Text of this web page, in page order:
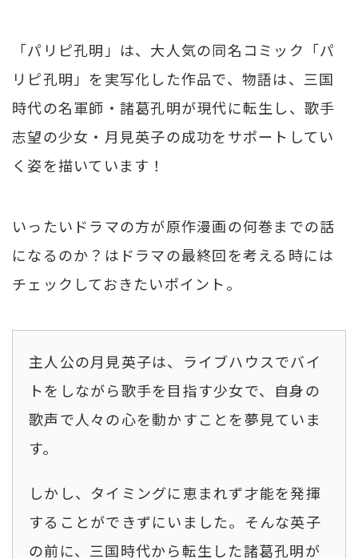
「パリピ孔明」は、大人気の同名コミック「パ
リピ孔明」を実写化した作品で、物語は、三国
時代の名軍師・諸葛孔明が現代に転生し、歌手
志望の少女・月見英子の成功をサポートしてい
く姿を描いています！
いったいドラマの方が原作漫画の何巻までの話
になるのか？はドラマの最終回を考える時には
チェックしておきたいポイント。
主人公の月見英子は、ライブハウスでバイ
トをしながら歌手を目指す少女で、自身の
歌声で人々の心を動かすことを夢見ていま
す。
しかし、タイミングに恵まれず才能を発揮
することができずにいました。そんな英子
の前に、三国時代から転生した諸葛孔明が